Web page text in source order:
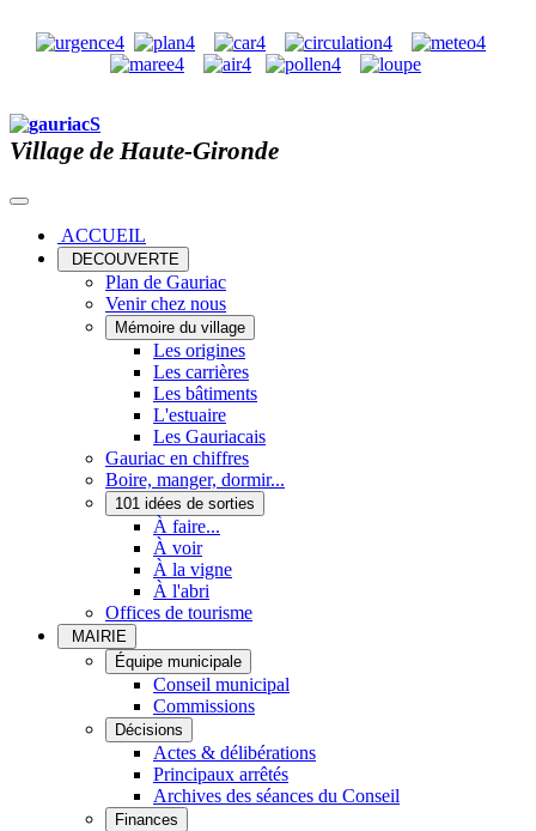
Village de Haute-Gironde
ACCUEIL
DECOUVERTE
Plan de Gauriac
Venir chez nous
Mémoire du village
Les origines
Les carrières
Les bâtiments
L'estuaire
Les Gauriacais
Gauriac en chiffres
Boire, manger, dormir...
101 idées de sorties
À faire...
À voir
À la vigne
À l'abri
Offices de tourisme
MAIRIE
Équipe municipale
Conseil municipal
Commissions
Décisions
Actes & délibérations
Principaux arrêtés
Archives des séances du Conseil
Finances